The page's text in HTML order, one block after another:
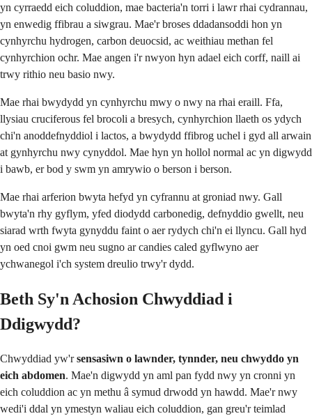
yn cyrraedd eich coluddion, mae bacteria'n torri i lawr rhai cydrannau,
yn enwedig ffibrau a siwgrau. Mae'r broses ddadansoddi hon yn
cynhyrchu hydrogen, carbon deuocsid, ac weithiau methan fel
cynhyrchion ochr. Mae angen i'r nwyon hyn adael eich corff, naill ai
trwy rithio neu basio nwy.
Mae rhai bwydydd yn cynhyrchu mwy o nwy na rhai eraill. Ffa,
llysiau cruciferous fel brocoli a bresych, cynhyrchion llaeth os ydych
chi'n anoddefnyddiol i lactos, a bwydydd ffibrog uchel i gyd all arwain
at gynhyrchu nwy cynyddol. Mae hyn yn hollol normal ac yn digwydd
i bawb, er bod y swm yn amrywio o berson i berson.
Mae rhai arferion bwyta hefyd yn cyfrannu at groniad nwy. Gall
bwyta'n rhy gyflym, yfed diodydd carbonedig, defnyddio gwellt, neu
siarad wrth fwyta gynyddu faint o aer rydych chi'n ei llyncu. Gall hyd
yn oed cnoi gwm neu sugno ar candies caled gyflwyno aer
ychwanegol i'ch system dreulio trwy'r dydd.
Beth Sy'n Achosion Chwyddiad i
Ddigwydd?
Chwyddiad yw'rsensasiwn o lawnder, tynnder, neu chwyddo yn
eich abdomen. Mae'n digwydd yn aml pan fydd nwy yn cronni yn
eich coluddion ac yn methu â symud drwodd yn hawdd. Mae'r nwy
wedi'i ddal yn ymestyn waliau eich coluddion, gan greu'r teimlad